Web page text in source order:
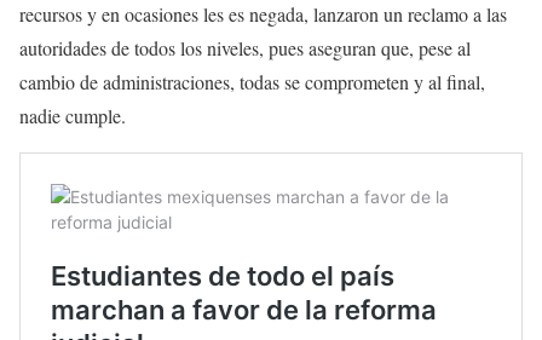
recursos y en ocasiones les es negada, lanzaron un reclamo a las
autoridades de todos los niveles, pues aseguran que, pese al
cambio de administraciones, todas se comprometen y al final,
nadie cumple.